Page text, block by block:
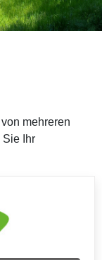
mehreren
Sie Ihr